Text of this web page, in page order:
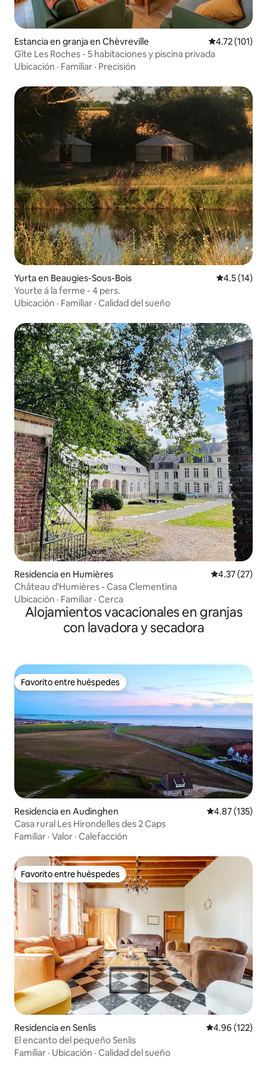
Estancia en granja en Chèvreville Calificación
4.72 (101)
Gîte Les Roches - 5 habitaciones y piscina privada
Ubicación · Familiar · Precisión
Yurta en Beaugies-Sous-Bois Calificación
4.5 (14)
Yourte á la ferme - 4 pers.
Ubicación · Familiar · Calidad del sueño
Residencia en Humières Calificación
4.37 (27)
Château d'Humières - Casa Clementina
Ubicación · Familiar · Cerca
Alojamientos vacacionales en granjas
con lavadora y secadora
Favorito entre huéspedes
Favorito entre huéspedes
Residencia en Audinghen Calificación
4.87 (135)
Casa rural Les Hirondelles des 2 Caps
Familiar · Valor · Calefacción
Favorito entre huéspedes
Favorito entre huéspedes
Residencia en Senlis Calificación
4.96 (122)
El encanto del pequeño Senlis
Familiar · Ubicación · Calidad del sueño